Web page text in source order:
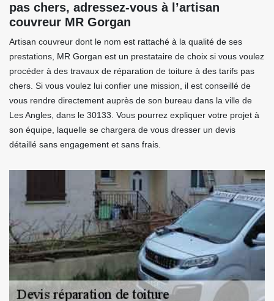
pas chers, adressez-vous à l’artisan
couvreur MR Gorgan
Artisan couvreur dont le nom est rattaché à la qualité de ses
prestations, MR Gorgan est un prestataire de choix si vous voulez
procéder à des travaux de réparation de toiture à des tarifs pas
chers. Si vous voulez lui confier une mission, il est conseillé de
vous rendre directement auprès de son bureau dans la ville de
Les Angles, dans le 30133. Vous pourrez expliquer votre projet à
son équipe, laquelle se chargera de vous dresser un devis
détaillé sans engagement et sans frais.